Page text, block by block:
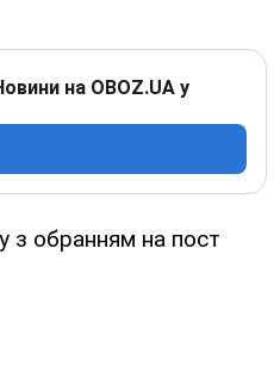
на OBOZ.UA у
з обранням на пост